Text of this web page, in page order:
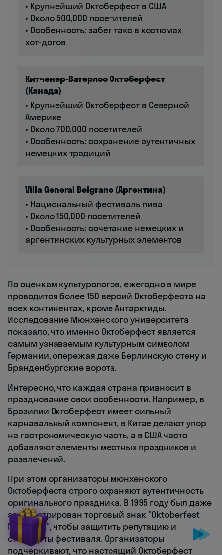
• Крупнейший Октоберфест в США
• Около 500,000 посетителей
• Особенность: забег такс в костюмах
хот-догов
Китченер-Ватерлоо Октоберфест
(Канада)
• Крупнейший Октоберфест в Северной
Америке
• Около 700,000 посетителей
• Особенность: сохранение аутентичных
немецких традиций
Villa General Belgrano (Аргентина)
• Национальный фестиваль пива
• Около 150,000 посетителей
• Особенность: сочетание немецких и
аргентинских культурных элементов
По оценкам культурологов, ежегодно в мире
проводится более 150 версий Октоберфеста на
всех континентах, кроме Антарктиды.
Исследование Мюнхенского университета
показало, что именно Октоберфест является
самым узнаваемым культурным символом
Германии, опережая даже Берлинскую стену и
Бранденбургские ворота.
Интересно, что каждая страна привносит в
празднование свои особенности. Например, в
Бразилии Октоберфест имеет сильный
карнавальный компонент, в Китае делают упор
на гастрономическую часть, а в США часто
добавляют элементы местных праздников и
развлечений.
При этом организаторы мюнхенского
Октоберфеста строго охраняют аутентичность
оригинального праздника. В 1995 году был даже
зарегистрирован торговый знак "Oktoberfest
München", чтобы защитить репутацию и
стандарты фестиваля. Организаторы
подчеркивают, что настоящий Октоберфест